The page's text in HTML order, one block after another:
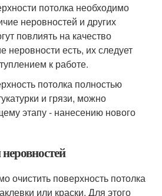
потолка необходимо
неровностей и других
повлиять на качество
неровности есть, их следует
к работе.
потолка полностью
и грязи, можно
этапу - нанесению нового
очистить поверхность потолка
или краски. Для этого